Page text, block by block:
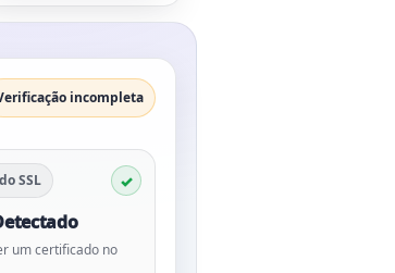
incompleta
SSL
um certificado no